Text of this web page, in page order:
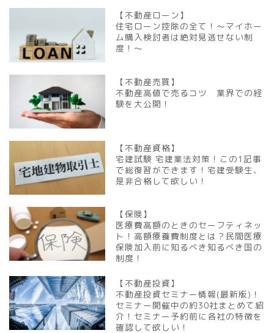
【不動産ローン】
住宅ローン控除の全て！～マイホー
ム購入検討者は絶対見逃せない制
度！～
【不動産売買】
不動産高値で売るコツ 業界での経
験を大公開！
【不動産資格】
宅建試験 宅建業法対策！この1記事
で総復習ができます！宅建受験生、
是非合格して欲しい！
【保険】
医療費高額のときのセーフティネッ
ト！高額療養費制度とは？民間医療
保険加入前に知るべき知るべき国の
制度！
【不動産投資】
不動産投資セミナー情報(最新版)！
セミナー開催中の約30社まとめて紹
介！セミナー予約前に各社の特徴を
確認して欲しい！